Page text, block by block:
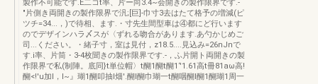
製作不可能です.E二コt率、片ー向3.4~会開きの製作限界です.-
"片側き両開きの製作限界で汎;[巨]-巾寸3去はたて格予の増減(ピ
ツチ=34...，)で待相、ます.・寸先生間型車は④都にど行います
のでデザインハラ〆スが〈ずれる吻合があります.あ勺かじめご
司...ください。・緒子寸，室は見付，z18.5....見込み=26nJnで
す.i率、片筒・3-4枚聞きの製作限界です.-，ふ片開ト両開きの製
作限界で私(制陣。底同}t単位帽〉t醐1醐t醐1‘'1.61高t冊81aω高!
醐<!'u加I，l~』瑚1醐叩抽l畑'.醐l醐巾瑚一t醐咽醐l醐1醐瑚1周一